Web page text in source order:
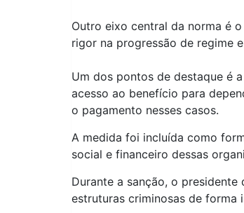
Outro eixo central da norma é
rigor na progressão de regime
Um dos pontos de destaque é
acesso ao benefício para
o pagamento nesses casos.
A medida foi incluída como
social e financeiro dessas
Durante a sanção, o
estruturas criminosas de forma